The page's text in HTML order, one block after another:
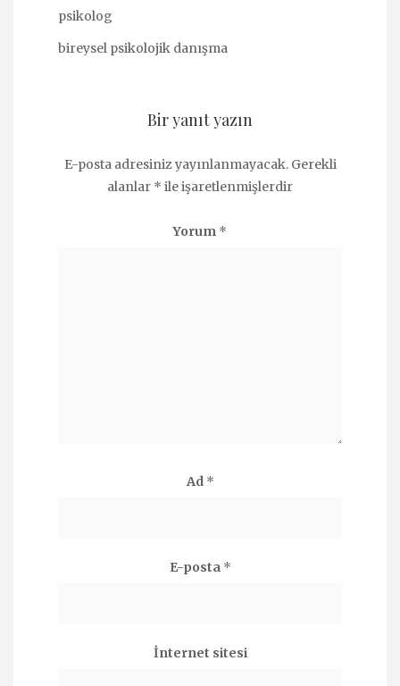
psikolog
bireysel psikolojik danışma
Bir yanıt yazın
E-posta adresiniz yayınlanmayacak. Gerekli
alanlar * ile işaretlenmişlerdir
Yorum *
Ad *
E-posta *
İnternet sitesi